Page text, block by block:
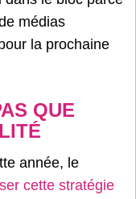
médias
la prochaine
QUE
année, le
cette stratégie